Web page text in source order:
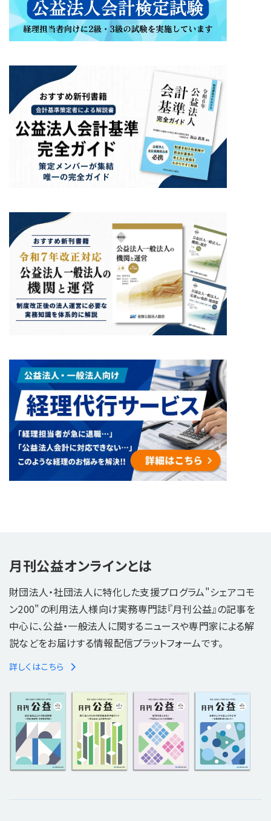
月刊公益オンラインとは
財団法人・社団法人に特化した支援プログラム"シェアコモ
ン200"の利用法人様向け実務専門誌『月刊公益』の記事を
中心に、公益・一般法人に関するニュースや専門家による解
説などをお届けする情報配信プラットフォームです。
詳しくはこちら